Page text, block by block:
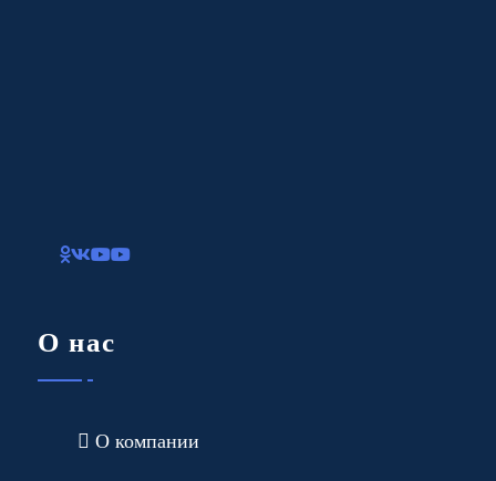
О нас
О компании